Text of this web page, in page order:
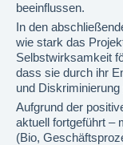
beeinflussen.
In den
wie stark das
Selbstwirksamkeit
dass sie durch ihr
und
Aufgrund der
aktuell fortgeführt –
(Bio,